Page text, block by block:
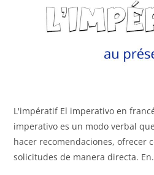
L'impératif El imperativo en
imperativo es un modo verbal
hacer recomendaciones, ofrecer
solicitudes de manera directa.